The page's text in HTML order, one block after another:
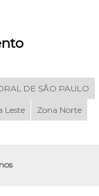
DE SÃO PAULO
Leste Zona Norte